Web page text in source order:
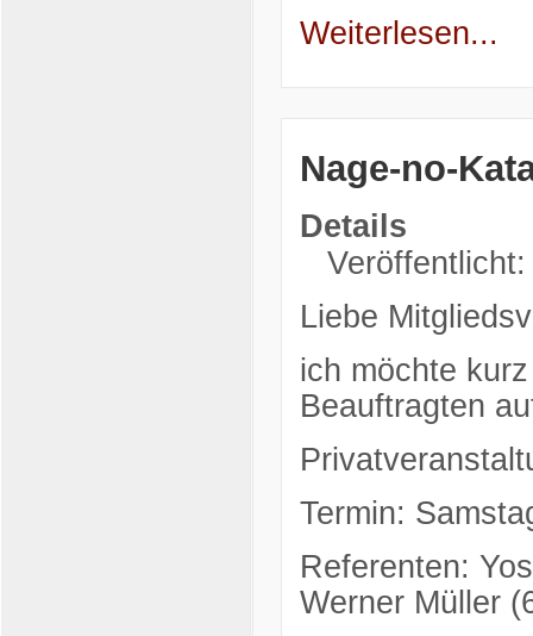
Weiterlesen...
Nage-no-
Details
Liebe
ich möchte
Beauftragten
Termin:
Referenten:
Werner Müller